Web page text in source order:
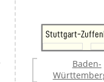
Stuttgart-
Baden-